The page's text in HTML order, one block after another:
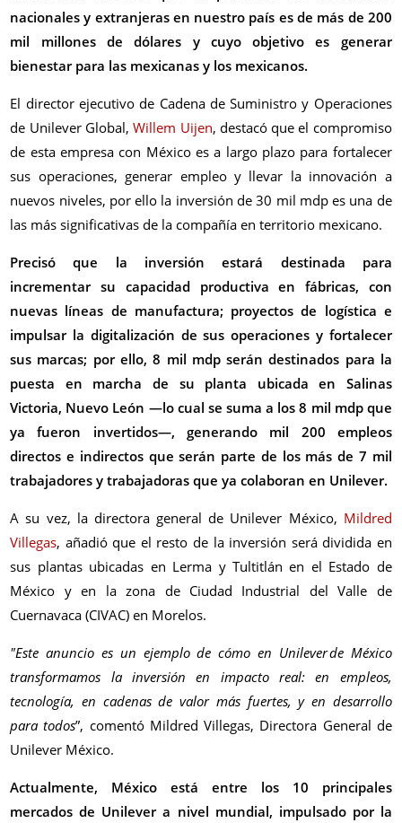
nacionales y extranjeras en nuestro país es de más de 200
mil millones de dólares y cuyo objetivo es generar
bienestar para las mexicanas y los mexicanos.
El director ejecutivo de Cadena de Suministro y Operaciones
de Unilever Global,Willem Uijen, destacó que el compromiso
de esta empresa con México es a largo plazo para fortalecer
sus operaciones, generar empleo y llevar la innovación a
nuevos niveles, por ello la inversión de 30 mil mdp es una de
las más significativas de la compañía en territorio mexicano.
Precisó que la inversión estará destinada para
incrementar su capacidad productiva en fábricas, con
nuevas líneas de manufactura; proyectos de logística e
impulsar la digitalización de sus operaciones y fortalecer
sus marcas; por ello, 8 mil mdp serán destinados para la
puesta en marcha de su planta ubicada en Salinas
Victoria, Nuevo León —lo cual se suma a los 8 mil mdp que
ya fueron invertidos—, generando mil 200 empleos
directos e indirectos que serán parte de los más de 7 mil
trabajadores y trabajadoras que ya colaboran en Unilever.
A su vez, la directora general de Unilever México, Mildred
Villegas, añadió que el resto de la inversión será dividida en
sus plantas ubicadas en Lerma y Tultitlán en el Estado de
México y en la zona de Ciudad Industrial del Valle de
Cuernavaca (CIVAC) en Morelos.
"Este anuncio es un ejemplo de cómo en Unilever de México
transformamos la inversión en impacto real: en empleos,
tecnología, en cadenas de valor más fuertes, y en desarrollo
para todos”, comentó Mildred Villegas, Directora General de
Unilever México.
Actualmente, México está entre los 10 principales
mercados de Unilever a nivel mundial, impulsado por la